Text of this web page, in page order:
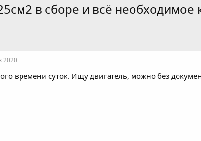
в сборе и всё необходимое
2020
времени суток. Ищу двигатель, можно без